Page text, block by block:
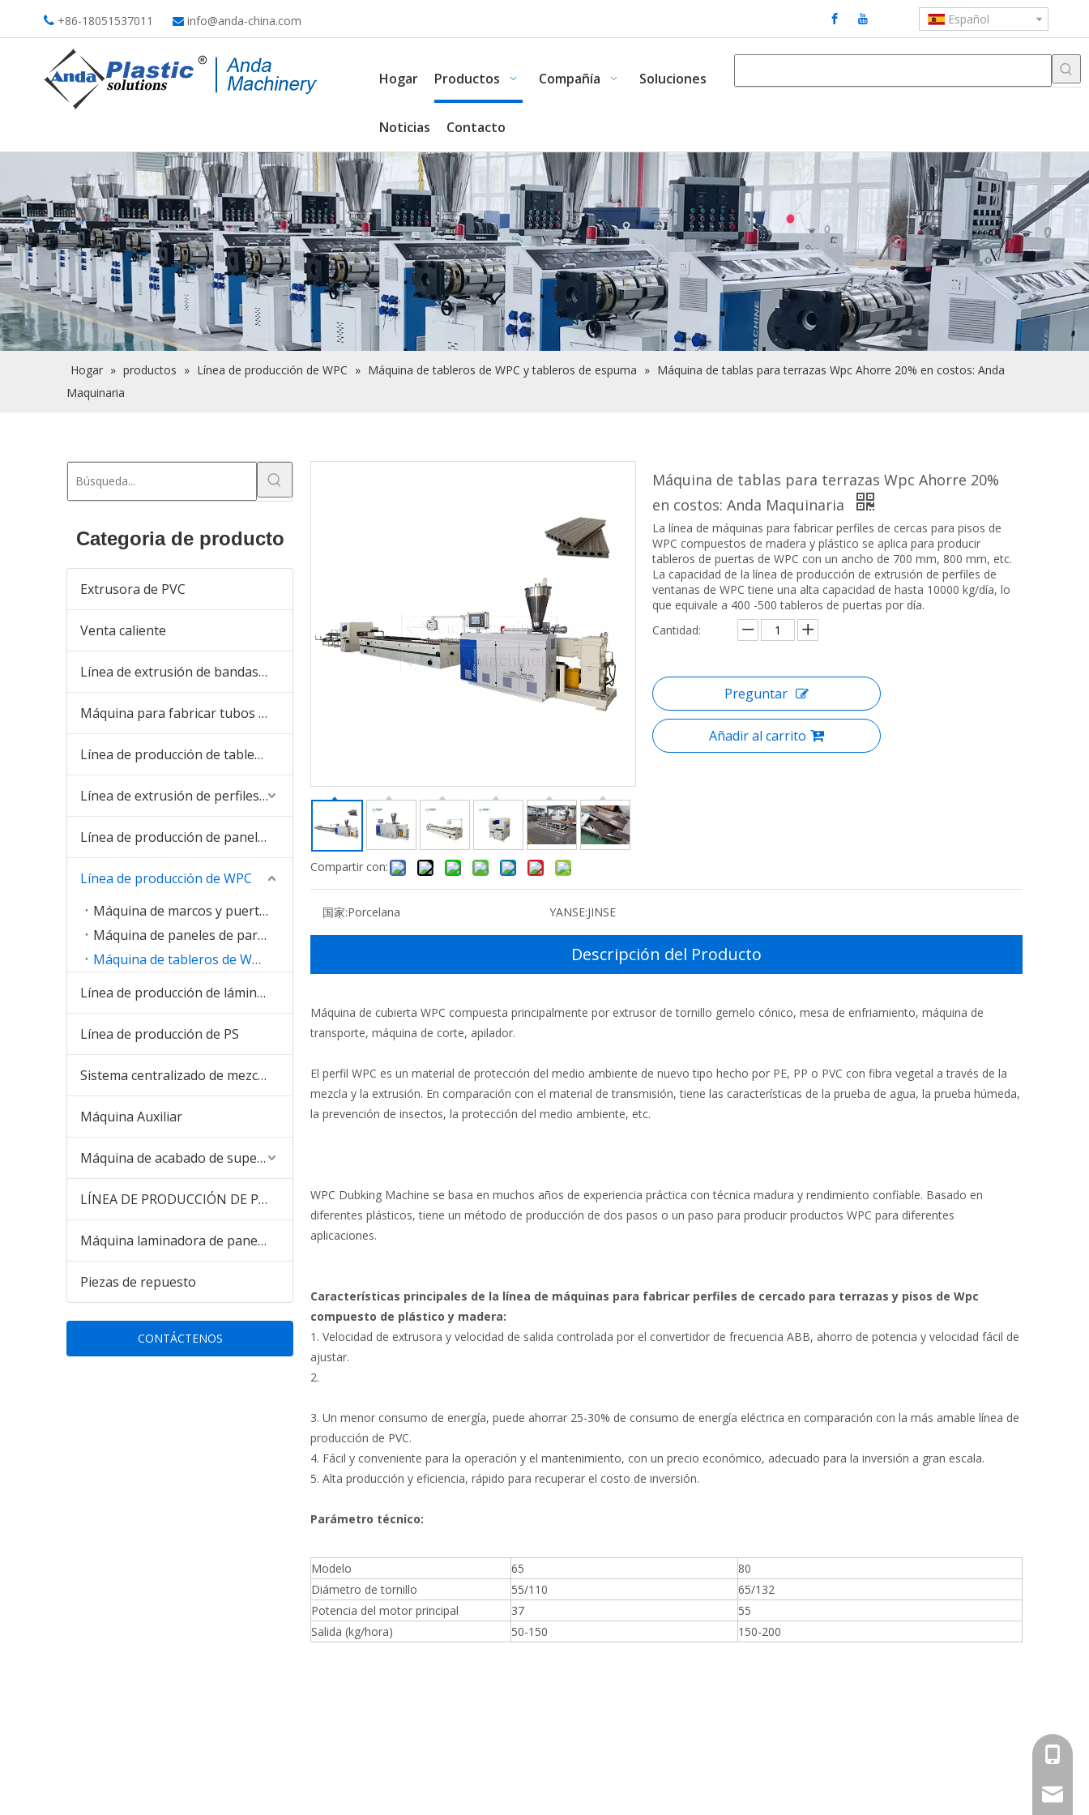
 +86-18051537011  info@anda-china.com Español
Hogar Productos Compañía Soluciones
Noticias Contacto
Hogar » productos » Línea de producción de WPC » Máquina de tableros de WPC y tableros de espuma » Máquina de tablas para terrazas Wpc Ahorre 20% en costos: Anda
Maquinaria
Categoria de producto
Extrusora de PVC
Venta caliente
Línea de extrusión de bandas de borde de PVC
Máquina para fabricar tubos de plástico
Línea de producción de tableros de PVC
Línea de extrusión de perfiles de PVC
Línea de producción de paneles de PVC
Línea de producción de WPC
Máquina de marcos y puertas de WPC
Máquina de paneles de pared WPC
Máquina de tableros de WPC y tableros de espuma
Línea de producción de láminas de PVC
Línea de producción de PS
Sistema centralizado de mezcla y alimentación
Máquina Auxiliar
Máquina de acabado de superficies
LÍNEA DE PRODUCCIÓN DE PANELES DE PARED DE PVC WPC para el mercado de Pakistán India
Máquina laminadora de paneles de pared de PVC
Piezas de repuesto
CONTÁCTENOS
Compartir con:
Máquina de tablas para terrazas Wpc Ahorre 20%
en costos: Anda Maquinaria
La línea de máquinas para fabricar perfiles de cercas para pisos de
WPC compuestos de madera y plástico se aplica para producir
tableros de puertas de WPC con un ancho de 700 mm, 800 mm, etc.
La capacidad de la línea de producción de extrusión de perfiles de
ventanas de WPC tiene una alta capacidad de hasta 10000 kg/día, lo
que equivale a 400 -500 tableros de puertas por día.
Cantidad:
Preguntar
Añadir al carrito
国家:Porcelana YANSE:JINSE
Descripción del Producto
Máquina de cubierta WPC compuesta principalmente por extrusor de tornillo gemelo cónico, mesa de enfriamiento, máquina de
transporte, máquina de corte, apilador.
El perfil WPC es un material de protección del medio ambiente de nuevo tipo hecho por PE, PP o PVC con fibra vegetal a través de la
mezcla y la extrusión. En comparación con el material de transmisión, tiene las características de la prueba de agua, la prueba húmeda,
la prevención de insectos, la protección del medio ambiente, etc.
WPC Dubking Machine se basa en muchos años de experiencia práctica con técnica madura y rendimiento confiable. Basado en
diferentes plásticos, tiene un método de producción de dos pasos o un paso para producir productos WPC para diferentes
aplicaciones.
Características principales de la línea de máquinas para fabricar perfiles de cercado para terrazas y pisos de Wpc
compuesto de plástico y madera:
1. Velocidad de extrusora y velocidad de salida controlada por el convertidor de frecuencia ABB, ahorro de potencia y velocidad fácil de
ajustar.
2.
3. Un menor consumo de energía, puede ahorrar 25-30% de consumo de energía eléctrica en comparación con la más amable línea de
producción de PVC.
4. Fácil y conveniente para la operación y el mantenimiento, con un precio económico, adecuado para la inversión a gran escala.
5. Alta producción y eficiencia, rápido para recuperar el costo de inversión.
Parámetro técnico:
Modelo 65
80
Diámetro de tornillo
55/110
65/132
Potencia del motor principal
37
55
Salida (kg/hora)
50-150 150-200
+86-